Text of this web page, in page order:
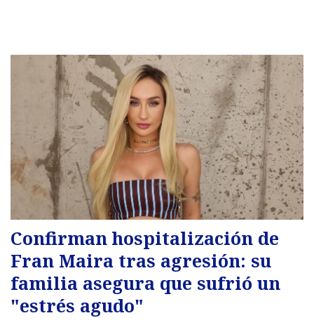
Confirman hospitalización de
Fran Maira tras agresión: su
familia asegura que sufrió un
"estrés agudo"